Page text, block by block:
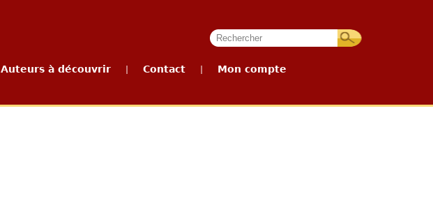
Auteurs à découvrir Contact Mon compte